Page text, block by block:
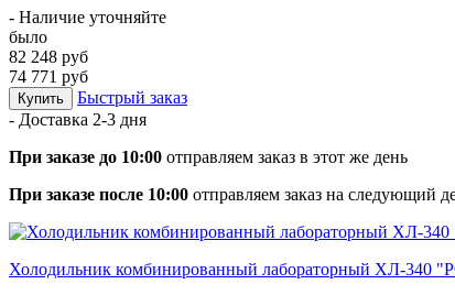
- Наличие уточняйте
было
82 248 руб
74 771 руб
Купить
Быстрый заказ
- Доставка 2-3 дня
При заказе до 10:00 отправляем заказ в этот же день
При заказе после 10:00 отправляем заказ на следующий
Холодильник комбинированный лабораторный ХЛ-340